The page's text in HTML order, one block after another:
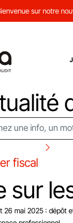
sur notre
fiscal
sur
26 mai 2025 : dépôt